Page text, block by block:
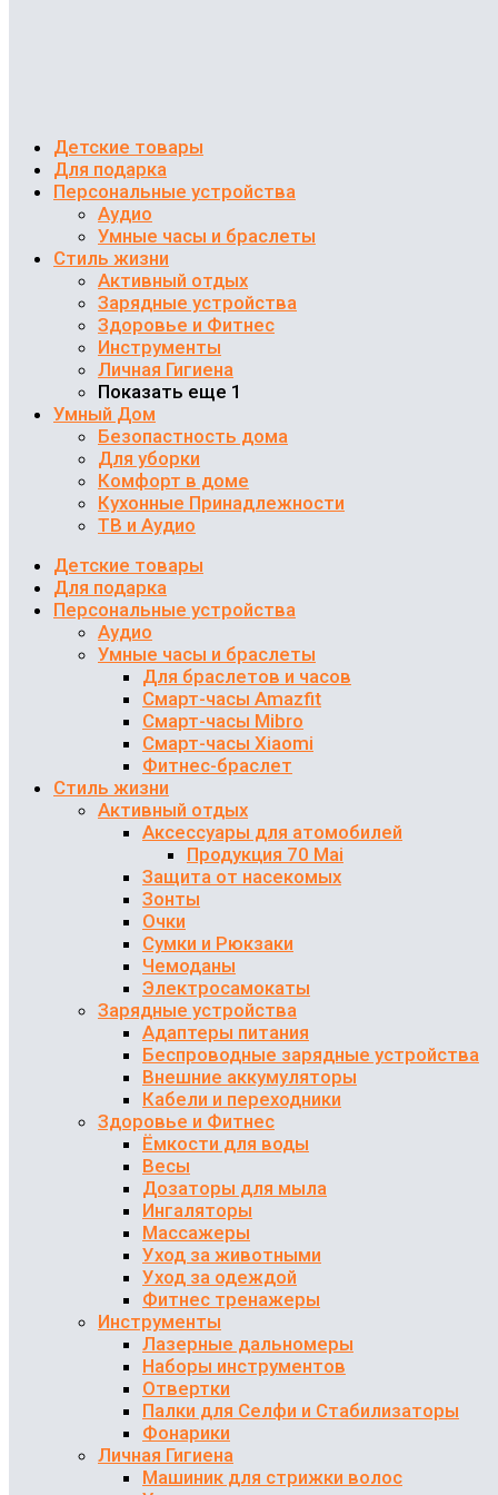
Детские товары
Для подарка
Персональные устройства
Аудио
Умные часы и браслеты
Стиль жизни
Активный отдых
Зарядные устройства
Здоровье и Фитнес
Инструменты
Личная Гигиена
Показать еще 1
Умный Дом
Безопастность дома
Для уборки
Комфорт в доме
Кухонные Принадлежности
ТВ и Аудио
Детские товары
Для подарка
Персональные устройства
Аудио
Умные часы и браслеты
Для браслетов и часов
Смарт-часы Amazfit
Смарт-часы Mibro
Смарт-часы Xiaomi
Фитнес-браслет
Стиль жизни
Активный отдых
Аксессуары для атомобилей
Продукция 70 Mai
Защита от насекомых
Зонты
Очки
Сумки и Рюкзаки
Чемоданы
Электросамокаты
Зарядные устройства
Адаптеры питания
Беспроводные зарядные устройства
Внешние аккумуляторы
Кабели и переходники
Здоровье и Фитнес
Ёмкости для воды
Весы
Дозаторы для мыла
Ингаляторы
Массажеры
Уход за животными
Уход за одеждой
Фитнес тренажеры
Инструменты
Лазерные дальномеры
Наборы инструментов
Отвертки
Палки для Селфи и Стабилизаторы
Фонарики
Личная Гигиена
Машиник для стрижки волос